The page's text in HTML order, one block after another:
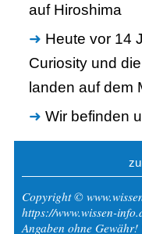
auf Hiroshima
Heute vor 14
Curiosity und
landen auf dem
Wir befinden
Copyright ©
https://www.wissen-
Angaben ohne